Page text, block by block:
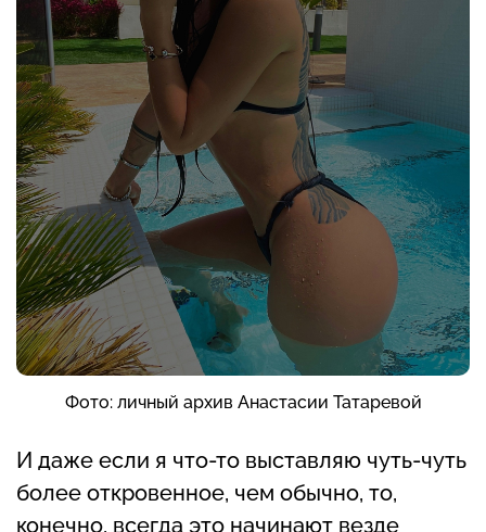
Фото: личный архив Анастасии Татаревой
И даже если я что-то выставляю чуть-чуть
более откровенное, чем обычно, то,
конечно, всегда это начинают везде